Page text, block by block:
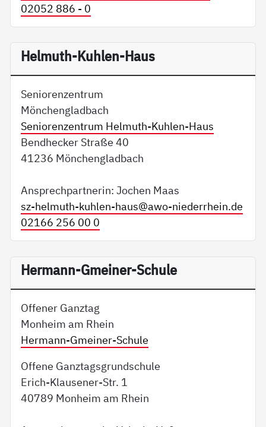
02052 886 - 0
Helmuth-Kuhlen-Haus
Seniorenzentrum
Mönchengladbach
Seniorenzentrum Helmuth-Kuhlen-Haus
Bendhecker Straße 40
41236 Mönchengladbach
Ansprechpartnerin: Jochen Maas
sz-helmuth-kuhlen-haus@awo-niederrhein.de
02166 256 00 0
Hermann-Gmeiner-Schule
Offener Ganztag
Monheim am Rhein
Hermann-Gmeiner-Schule
Offene Ganztagsgrundschule
Erich-Klausener-Str. 1
40789 Monheim am Rhein